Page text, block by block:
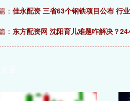
： 佳永配资 三省63个钢铁项目公布 行
： 东方配资网 沈阳育儿难题咋解决？